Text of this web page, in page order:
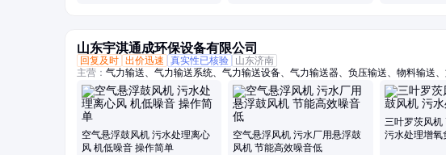
山东宇淇通成环保设备有限公司
回复及时 出价迅速 真实性已核验
山东济南
主营： 气力输送、气力输送系统、气力输送设备、气力输送器、负压输送、物料输送
阀、AV泵、仓泵、罗茨风机、罗次鼓风机、空气悬浮鼓风机、磁悬浮鼓风机、空浮风
机、曝气风机、气力输送风机、粉煤灰输送设备、粉体输送系统、粉料输送泵、空气悬
理风机、水产养殖增氧机、脱硫脱硝设备
空气悬浮鼓风机 污水处理离心
风 机低噪音 操作简单
空气悬浮风机 污水厂用悬浮鼓
风机 节能高效噪音低
三叶罗茨风机
污水处理增氧